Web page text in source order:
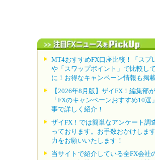
MT4おすすめFX口座比較！「スプ
や「スワップポイント」で比較し
に！お得なキャンペーン情報も掲載
【2026年8月版】ザイFX！編集部
「FXのキャンペーンおすすめ10選
事で詳しく紹介！
ザイFX！では簡単なアンケート調
っております。お手数おかけしま
力をお願いいたします！
当サイトで紹介している全FX会社